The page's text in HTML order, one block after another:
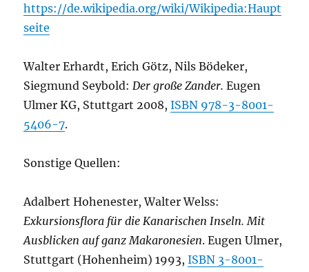
https://de.wikipedia.org/wiki/Wikipedia:Haupt
seite
Walter Erhardt, Erich Götz, Nils Bödeker,
Siegmund Seybold:Der große Zander. Eugen
Ulmer KG, Stuttgart 2008,ISBN 978-3-8001-
5406-7.
Sonstige Quellen:
Adalbert Hohenester, Walter Welss:
Exkursionsflora für die Kanarischen Inseln. Mit
Ausblicken auf ganz Makaronesien. Eugen Ulmer,
Stuttgart (Hohenheim) 1993,ISBN 3-8001-